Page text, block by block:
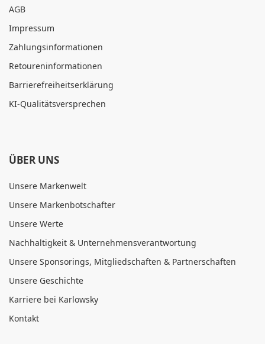
AGB
Impressum
Zahlungsinformationen
Retoureninformationen
Barrierefreiheitserklärung
KI-Qualitätsversprechen
ÜBER UNS
Unsere Markenwelt
Unsere Markenbotschafter
Unsere Werte
Nachhaltigkeit & Unternehmensverantwortung
Unsere Sponsorings, Mitgliedschaften & Partnerschaften
Unsere Geschichte
Karriere bei Karlowsky
Kontakt